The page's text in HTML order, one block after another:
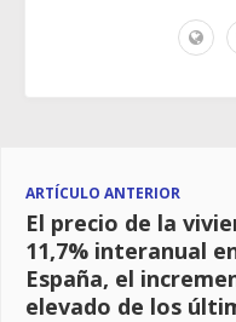
ARTÍCULO ANTERIOR
El precio de la
11,7% interanual
España, el
elevado de los